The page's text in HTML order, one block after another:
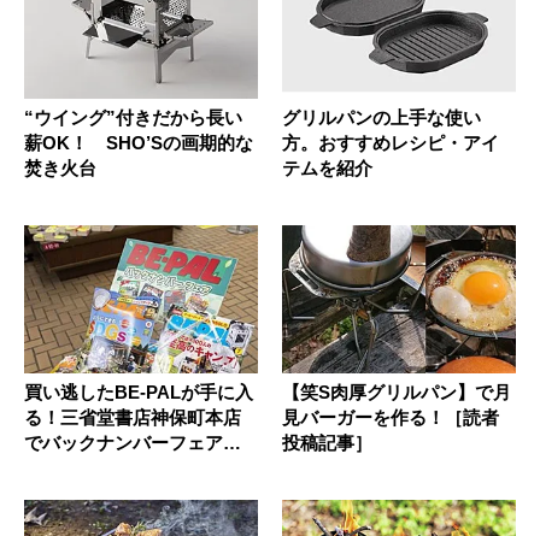
“ウイング”付きだから長い
薪OK！ SHO’Sの画期的な
焚き火台
グリルパンの上手な使い
方。おすすめレシピ・アイ
テムを紹介
買い逃したBE-PALが手に入
る！三省堂書店神保町本店
でバックナンバーフェア開
【笑S肉厚グリルパン】で月
見バーガーを作る！［読者
投稿記事］